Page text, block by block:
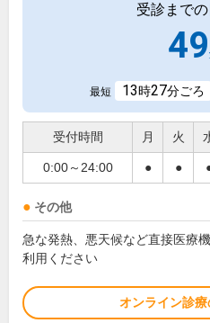
受診まで
49
最短 13時27分ごろ
受付時間 月 火
0:00～24:00 ● ●
その他
急な発熱、悪天候など直接医療
利用ください
オンライン診